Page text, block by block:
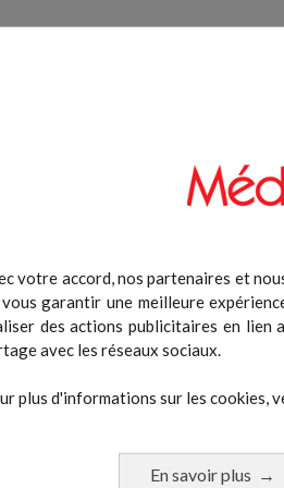
votre accord, nos partenaires et
garantir une meilleure
des actions publicitaires en lien
avec les réseaux sociaux.
plus d'informations sur les cookies,
En savoir plus →
3,5mm, protection arrière de la pile
pour une utilisation intensive.
l'origine pour le sport de haut-niveau,
pour répondre aux attentes des
différentes de selleries (Kara